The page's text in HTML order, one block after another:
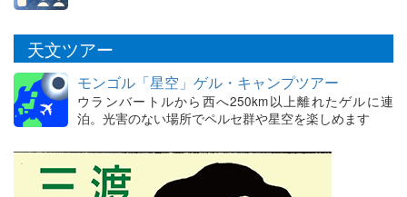
天文ツアー
モンゴル「星空」ゲル・キャンプツアー
ウランバートルから西へ250km以上離れたゲルに連
泊。光害のない場所でペルセ群や星空を楽しめます